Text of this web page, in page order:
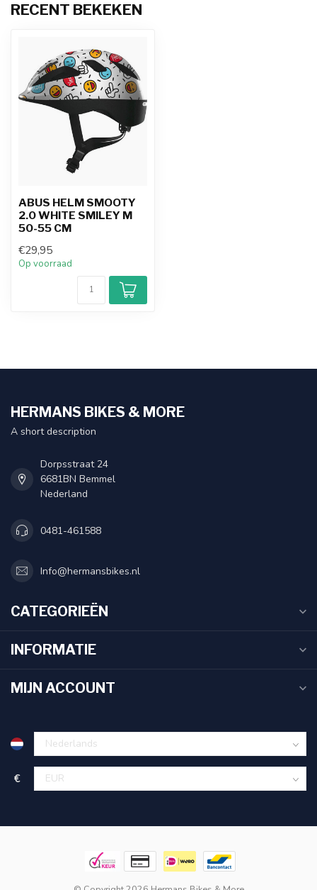
RECENT BEKEKEN
ABUS HELM SMOOTY
2.0 WHITE SMILEY M
50-55 CM
€29,95
Op voorraad
HERMANS BIKES & MORE
A short description
Dorpsstraat 24
6681BN Bemmel
Nederland
0481-461588
Info@hermansbikes.nl
CATEGORIEËN
INFORMATIE
MIJN ACCOUNT
€